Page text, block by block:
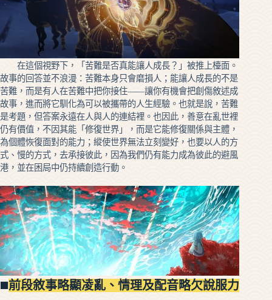
在這個視野下，「苦難是否真能讓人成長？」被推上檯面。
故事的回答並不浪漫：苦難本身只會磨損人；能讓人成長的不是
苦難，而是有人在苦難中把你接住——讓你有機會把創傷敘述成
故事，進而將它馴化為可以被攜帶的人生經驗。也就是說，苦難
是考題，但答案永遠在人與人的連結裡。也因此，善意在亂世裡
仍有價值，不因其能「修復世界」，而是它能修復關係與主體，
為個體恢復面對的能力；縱使世界無法立刻變好，也要以人的方
式、慢的方式，去承接彼此，因為我們仍有能力成為彼此的避風
港，並在困局中仍持續創造行動。
◼️前段敘事略顯凌亂、情理及配音略欠說服力